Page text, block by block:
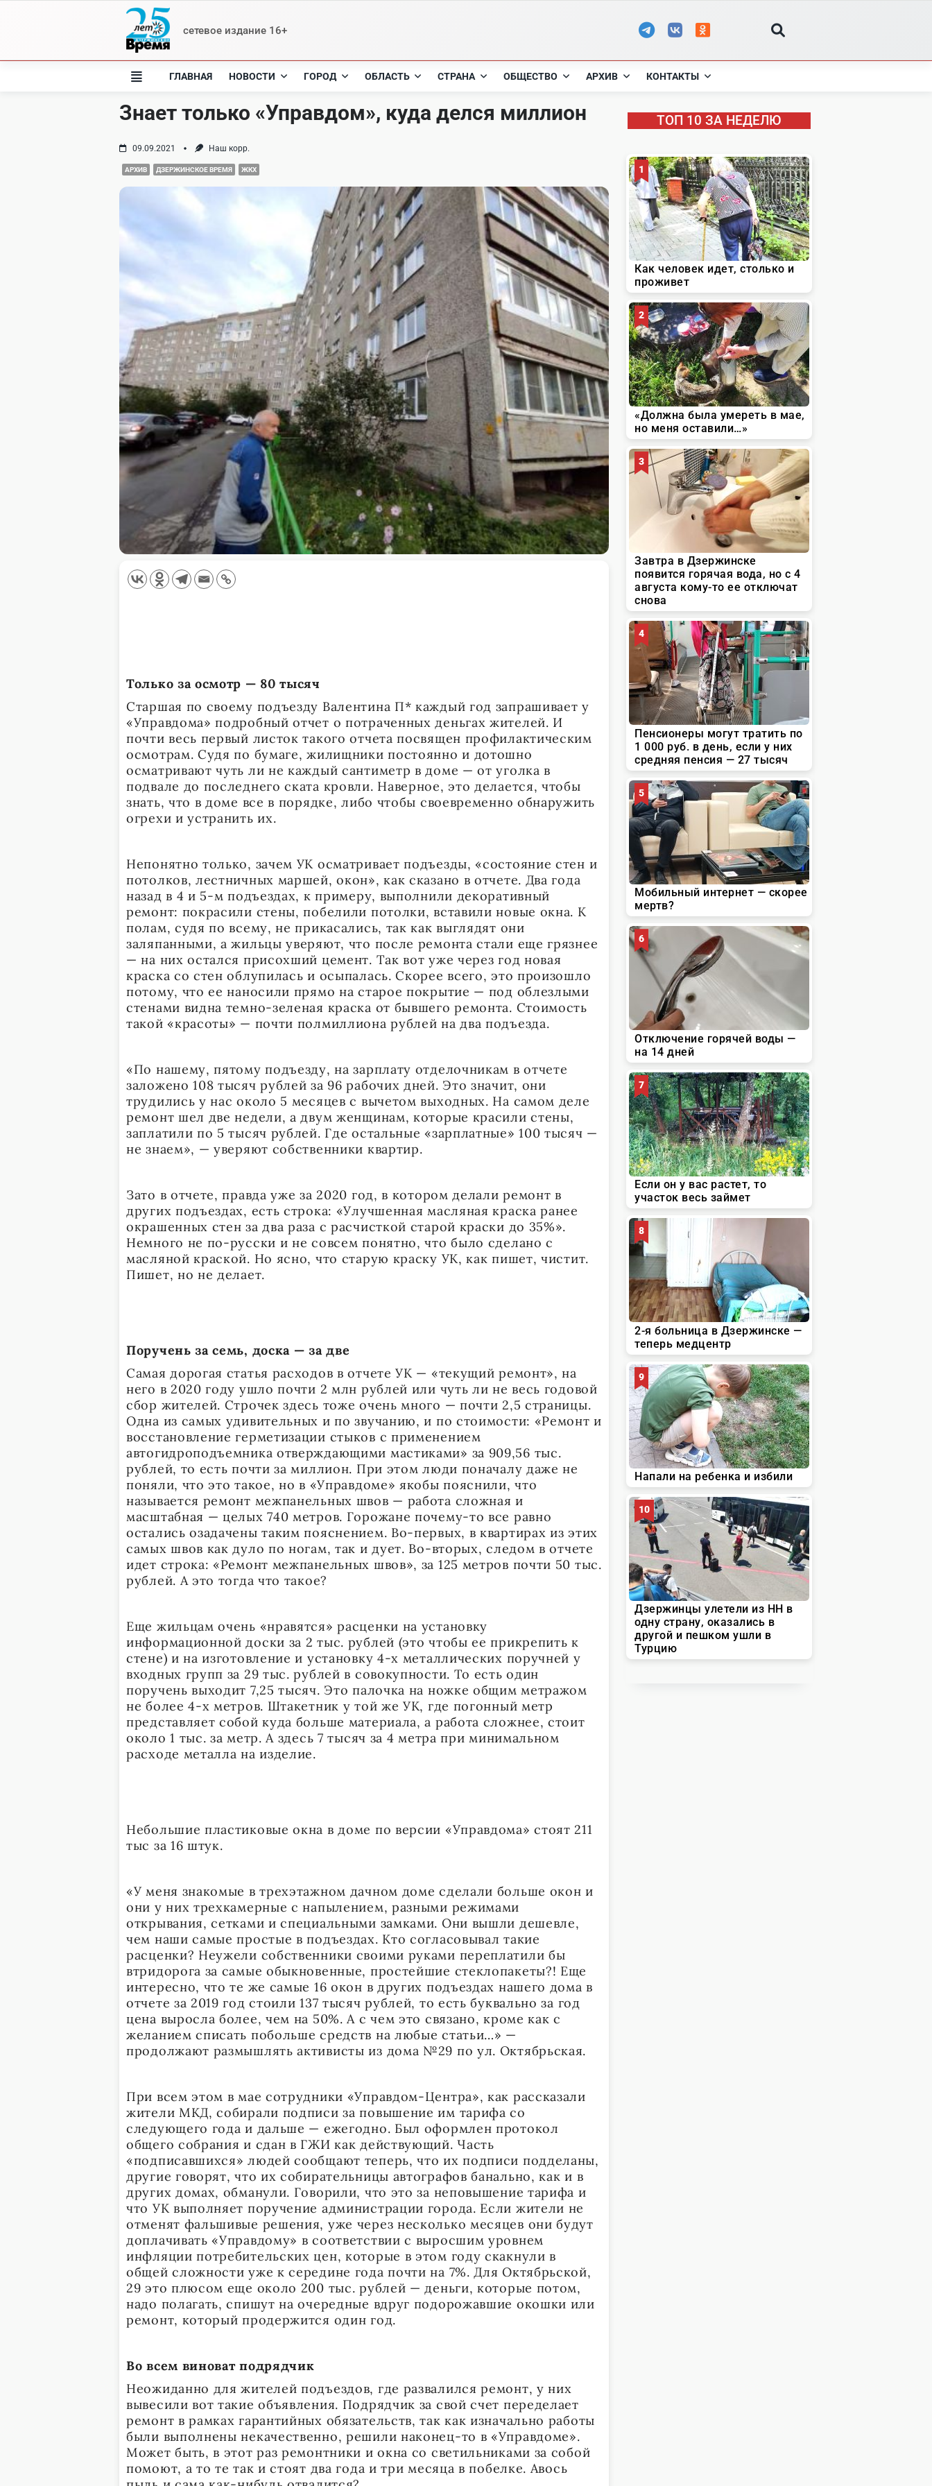
сетевое издание 16+
ГЛАВНАЯ НОВОСТИ ГОРОД ОБЛАСТЬ СТРАНА ОБЩЕСТВО АРХИВ КОНТАКТЫ
Знает только «Управдом», куда делся миллион
09.09.2021 Наш корр.
АРХИВ ДЗЕРЖИНСКОЕ ВРЕМЯ ЖКХ
Только за осмотр — 80 тысяч
Старшая по своему подъезду Валентина П* каждый год запрашивает у
«Управдома» подробный отчет о потраченных деньгах жителей. И
почти весь первый листок такого отчета посвящен профилактическим
осмотрам. Судя по бумаге, жилищники постоянно и дотошно
осматривают чуть ли не каждый сантиметр в доме — от уголка в
подвале до последнего ската кровли. Наверное, это делается, чтобы
знать, что в доме все в порядке, либо чтобы своевременно обнаружить
огрехи и устранить их.
Непонятно только, зачем УК осматривает подъезды, «состояние стен и
потолков, лестничных маршей, окон», как сказано в отчете. Два года
назад в 4 и 5-м подъездах, к примеру, выполнили декоративный
ремонт: покрасили стены, побелили потолки, вставили новые окна. К
полам, судя по всему, не прикасались, так как выглядят они
заляпанными, а жильцы уверяют, что после ремонта стали еще грязнее
— на них остался присохший цемент. Так вот уже через год новая
краска со стен облупилась и осыпалась. Скорее всего, это произошло
потому, что ее наносили прямо на старое покрытие — под облезлыми
стенами видна темно-зеленая краска от бывшего ремонта. Стоимость
такой «красоты» — почти полмиллиона рублей на два подъезда.
«По нашему, пятому подъезду, на зарплату отделочникам в отчете
заложено 108 тысяч рублей за 96 рабочих дней. Это значит, они
трудились у нас около 5 месяцев с вычетом выходных. На самом деле
ремонт шел две недели, а двум женщинам, которые красили стены,
заплатили по 5 тысяч рублей. Где остальные «зарплатные» 100 тысяч —
не знаем», — уверяют собственники квартир.
Зато в отчете, правда уже за 2020 год, в котором делали ремонт в
других подъездах, есть строка: «Улучшенная масляная краска ранее
окрашенных стен за два раза с расчисткой старой краски до 35%».
Немного не по-русски и не совсем понятно, что было сделано с
масляной краской. Но ясно, что старую краску УК, как пишет, чистит.
Пишет, но не делает.
Поручень за семь, доска — за две
Самая дорогая статья расходов в отчете УК — «текущий ремонт», на
него в 2020 году ушло почти 2 млн рублей или чуть ли не весь годовой
сбор жителей. Строчек здесь тоже очень много — почти 2,5 страницы.
Одна из самых удивительных и по звучанию, и по стоимости: «Ремонт и
восстановление герметизации стыков с применением
автогидроподъемника отверждающими мастиками» за 909,56 тыс.
рублей, то есть почти за миллион. При этом люди поначалу даже не
поняли, что это такое, но в «Управдоме» якобы пояснили, что
называется ремонт межпанельных швов — работа сложная и
масштабная — целых 740 метров. Горожане почему-то все равно
остались озадачены таким пояснением. Во-первых, в квартирах из этих
самых швов как дуло по ногам, так и дует. Во-вторых, следом в отчете
идет строка: «Ремонт межпанельных швов», за 125 метров почти 50 тыс.
рублей. А это тогда что такое?
Еще жильцам очень «нравятся» расценки на установку
информационной доски за 2 тыс. рублей (это чтобы ее прикрепить к
стене) и на изготовление и установку 4-х металлических поручней у
входных групп за 29 тыс. рублей в совокупности. То есть один
поручень выходит 7,25 тысяч. Это палочка на ножке общим метражом
не более 4-х метров. Штакетник у той же УК, где погонный метр
представляет собой куда больше материала, а работа сложнее, стоит
около 1 тыс. за метр. А здесь 7 тысяч за 4 метра при минимальном
расходе металла на изделие.
Небольшие пластиковые окна в доме по версии «Управдома» стоят 211
тыс за 16 штук.
«У меня знакомые в трехэтажном дачном доме сделали больше окон и
они у них трехкамерные с напылением, разными режимами
открывания, сетками и специальными замками. Они вышли дешевле,
чем наши самые простые в подъездах. Кто согласовывал такие
расценки? Неужели собственники своими руками переплатили бы
втридорога за самые обыкновенные, простейшие стеклопакеты?! Еще
интересно, что те же самые 16 окон в других подъездах нашего дома в
отчете за 2019 год стоили 137 тысяч рублей, то есть буквально за год
цена выросла более, чем на 50%. А с чем это связано, кроме как с
желанием списать побольше средств на любые статьи…» —
продолжают размышлять активисты из дома №29 по ул. Октябрьская.
При всем этом в мае сотрудники «Управдом-Центра», как рассказали
жители МКД, собирали подписи за повышение им тарифа со
следующего года и дальше — ежегодно. Был оформлен протокол
общего собрания и сдан в ГЖИ как действующий. Часть
«подписавшихся» людей сообщают теперь, что их подписи подделаны,
другие говорят, что их собирательницы автографов банально, как и в
других домах, обманули. Говорили, что это за неповышение тарифа и
что УК выполняет поручение администрации города. Если жители не
отменят фальшивые решения, уже через несколько месяцев они будут
доплачивать «Управдому» в соответствии с выросшим уровнем
инфляции потребительских цен, которые в этом году скакнули в
общей сложности уже к середине года почти на 7%. Для Октябрьской,
29 это плюсом еще около 200 тыс. рублей — деньги, которые потом,
надо полагать, спишут на очередные вдруг подорожавшие окошки или
ремонт, который продержится один год.
Во всем виноват подрядчик
Неожиданно для жителей подъездов, где развалился ремонт, у них
вывесили вот такие объявления. Подрядчик за свой счет переделает
ремонт в рамках гарантийных обязательств, так как изначально работы
были выполнены некачественно, решили наконец-то в «Управдоме».
Может быть, в этот раз ремонтники и окна со светильниками за собой
помоют, а то те так и стоят два года и три месяца в побелке. Авось
ТОП 10 ЗА НЕДЕЛЮ